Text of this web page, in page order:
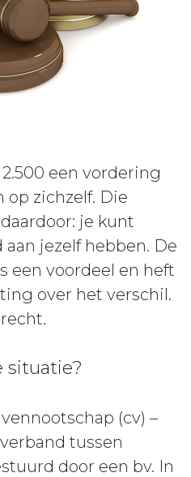
een vordering
zichzelf. Die
je kunt
jezelf hebben. De
een voordeel en heft
over het verschil.
situatie?
(cv) –
tussen
door een bv. In